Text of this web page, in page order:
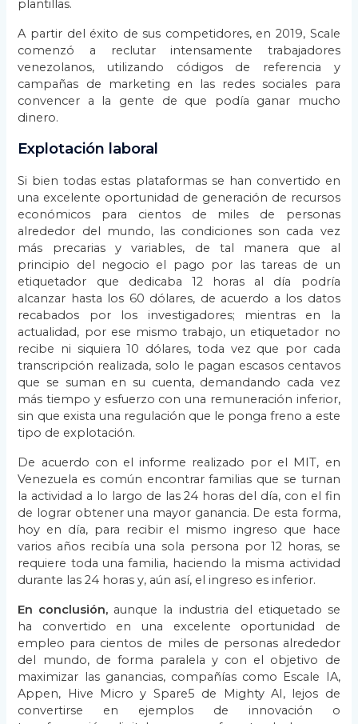
plantillas.
A partir del éxito de sus competidores, en 2019, Scale
comenzó a reclutar intensamente trabajadores
venezolanos, utilizando códigos de referencia y
campañas de marketing en las redes sociales para
convencer a la gente de que podía ganar mucho
dinero.
Explotación laboral
Si bien todas estas plataformas se han convertido en
una excelente oportunidad de generación de recursos
económicos para cientos de miles de personas
alrededor del mundo, las condiciones son cada vez
más precarias y variables, de tal manera que al
principio del negocio el pago por las tareas de un
etiquetador que dedicaba 12 horas al día podría
alcanzar hasta los 60 dólares, de acuerdo a los datos
recabados por los investigadores; mientras en la
actualidad, por ese mismo trabajo, un etiquetador no
recibe ni siquiera 10 dólares, toda vez que por cada
transcripción realizada, solo le pagan escasos centavos
que se suman en su cuenta, demandando cada vez
más tiempo y esfuerzo con una remuneración inferior,
sin que exista una regulación que le ponga freno a este
tipo de explotación.
De acuerdo con el informe realizado por el MIT, en
Venezuela es común encontrar familias que se turnan
la actividad a lo largo de las 24 horas del día, con el fin
de lograr obtener una mayor ganancia. De esta forma,
hoy en día, para recibir el mismo ingreso que hace
varios años recibía una sola persona por 12 horas, se
requiere toda una familia, haciendo la misma actividad
durante las 24 horas y, aún así, el ingreso es inferior.
En conclusión, aunque la industria del etiquetado se
ha convertido en una excelente oportunidad de
empleo para cientos de miles de personas alrededor
del mundo, de forma paralela y con el objetivo de
maximizar las ganancias, compañías como Escale IA,
Appen, Hive Micro y Spare5 de Mighty AI, lejos de
convertirse en ejemplos de innovación o